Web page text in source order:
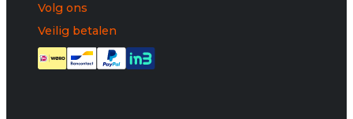
Volg ons
Veilig betalen